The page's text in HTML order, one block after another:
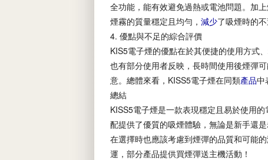
全功能，能有效避免過熱或電池問題。加
煙霧的質量穩定且均勻， 減少了吸煙時的不
4. 優點與不足的綜合評價
KIS5電子煙的優點在於其便捷的使用方式
也有部分使用者反映，長時間使用後煙彈
意。總體來看，KISS5電子煙在同類產品中
總結
KISS5電子煙是一款表現穩定且易於使用
配提供了優質的吸煙體驗，無論是新手還
在選擇時也應該考慮到煙彈的品質和可能的
運，部分產品提供買煙彈送主機活動！